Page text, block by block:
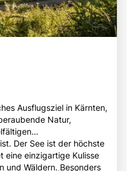
Ausflugsziel in Kärnten,
Natur,
Der See ist der höchste
eine einzigartige Kulisse
und Wäldern. Besonders